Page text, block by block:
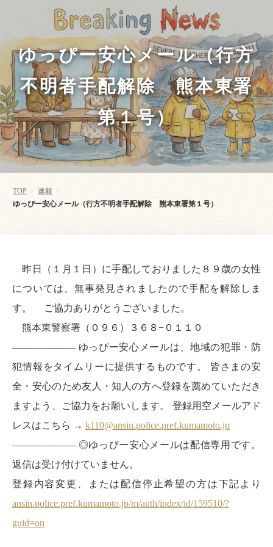
ゆっぴー安心メール（行方
不明者手配解除 熊本東署
第１号）
TOP > 速報 >
ゆっぴー安心メール（行方不明者手配解除 熊本東署第１号）
昨日（１月１日）に手配しておりました８９歳の女性
については、無事発見されましたので手配を解除しま
す。 ご協力ありがとうございました。
熊本東警察署（０９６）３６８−０１１０
——————– ゆっぴー安心メールは、地域の犯罪・防
犯情報をタイムリーに提供するものです。 皆さまの安
全・安心のため友人・知人の方へ登録を薦めていただき
ますよう、ご協力をお願いします。 登録用空メールアド
レスはこちら → k110@ansin.police.pref.kumamoto.jp
——————– ◎ゆっぴー安心メールは配信専用です。
返信は受け付けていません。
登録内容変更、または配信停止希望の方は下記より
ansin.police.pref.kumamoto.jp/m/auth/index/id/159510/?
guid=on